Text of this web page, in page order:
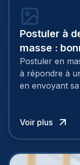
Postuler à
masse :
Postuler en
à répondre à
en envoyant
CV et sa lettre
responsable
Voir plus